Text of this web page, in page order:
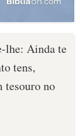
lhe: Ainda te
tens,
tesouro no